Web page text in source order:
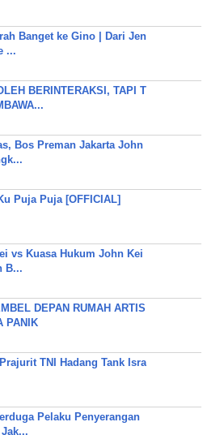
Banget ke Gino | Dari Jen
...
BERINTERAKSI, TAPI T
Bos Preman Jakarta John
Puja Puja [OFFICIAL]
vs Kuasa Hukum John Kei
B...
DEPAN RUMAH ARTIS
PANIK
TNI Hadang Tank Isra
Pelaku Penyerangan